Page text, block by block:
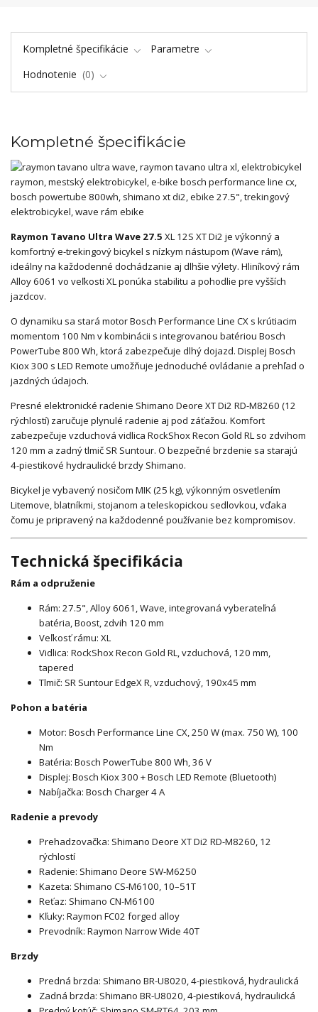
Kompletné špecifikácie
Parametre
Hodnotenie
0
Kompletné špecifikácie
Raymon Tavano Ultra Wave 27.5 XL 12S XT Di2 je výkonný a
komfortný e-trekingový bicykel s nízkym nástupom (Wave rám),
ideálny na každodenné dochádzanie aj dlhšie výlety. Hliníkový rám
Alloy 6061 vo veľkosti XL ponúka stabilitu a pohodlie pre vyšších
jazdcov.
O dynamiku sa stará motor Bosch Performance Line CX s krútiacim
momentom 100 Nm v kombinácii s integrovanou batériou Bosch
PowerTube 800 Wh, ktorá zabezpečuje dlhý dojazd. Displej Bosch
Kiox 300 s LED Remote umožňuje jednoduché ovládanie a prehľad o
jazdných údajoch.
Presné elektronické radenie Shimano Deore XT Di2 RD-M8260 (12
rýchlostí) zaručuje plynulé radenie aj pod záťažou. Komfort
zabezpečuje vzduchová vidlica RockShox Recon Gold RL so zdvihom
120 mm a zadný tlmič SR Suntour. O bezpečné brzdenie sa starajú
4-piestikové hydraulické brzdy Shimano.
Bicykel je vybavený nosičom MIK (25 kg), výkonným osvetlením
Litemove, blatníkmi, stojanom a teleskopickou sedlovkou, vďaka
čomu je pripravený na každodenné používanie bez kompromisov.
Technická špecifikácia
Rám a odpruženie
Rám: 27.5", Alloy 6061, Wave, integrovaná vyberateľná
batéria, Boost, zdvih 120 mm
Veľkosť rámu: XL
Vidlica: RockShox Recon Gold RL, vzduchová, 120 mm,
tapered
Tlmič: SR Suntour EdgeX R, vzduchový, 190x45 mm
Pohon a batéria
Motor: Bosch Performance Line CX, 250 W (max. 750 W), 100
Nm
Batéria: Bosch PowerTube 800 Wh, 36 V
Displej: Bosch Kiox 300 + Bosch LED Remote (Bluetooth)
Nabíjačka: Bosch Charger 4 A
Radenie a prevody
Prehadzovačka: Shimano Deore XT Di2 RD-M8260, 12
rýchlostí
Radenie: Shimano Deore SW-M6250
Kazeta: Shimano CS-M6100, 10–51T
Reťaz: Shimano CN-M6100
Kľuky: Raymon FC02 forged alloy
Prevodník: Raymon Narrow Wide 40T
Brzdy
Predná brzda: Shimano BR-U8020, 4-piestiková, hydraulická
Zadná brzda: Shimano BR-U8020, 4-piestiková, hydraulická